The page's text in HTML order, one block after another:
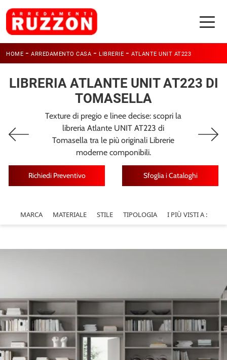
HOME - ARREDAMENTO CASA - LIBRERIE - ATLANTE UNIT AT223
LIBRERIA ATLANTE UNIT AT223 DI
TOMASELLA
Texture di pregio e linee decise: scopri la
libreria Atlante UNIT AT223 di
Tomasella tra le più originali Librerie
moderne componibili.
Richiedi Preventivo Sfoglia i Cataloghi
MARCA MATERIALE STILE TIPOLOGIA I PIÙ VISTI A :